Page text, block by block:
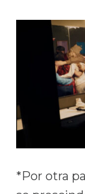
*Por otra